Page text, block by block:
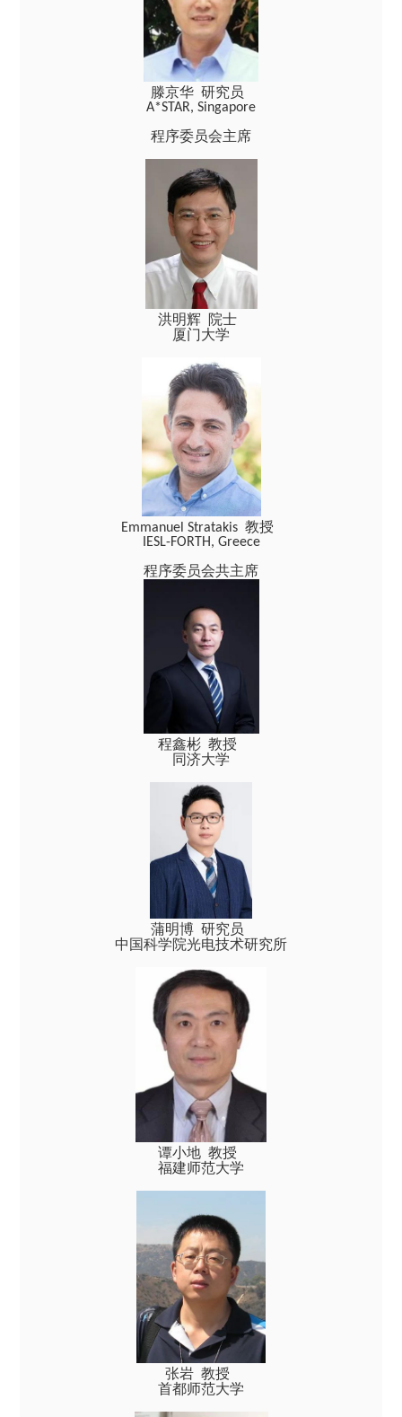
滕京华 研究员
A*STAR, Singapore
程序委员会主席
洪明辉 院士
厦门大学
Emmanuel Stratakis 教授
IESL-FORTH, Greece
程序委员会共主席
程鑫彬 教授
同济大学
蒲明博 研究员
中国科学院光电技术研究所
谭小地 教授
福建师范大学
张岩 教授
首都师范大学